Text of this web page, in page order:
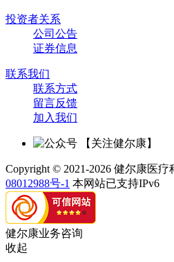
投资者关系
公司公告
证券信息
联系我们
联系方式
留言反馈
加入我们
【关注健尔康】
Copyright © 2021-2026 健尔康医疗
08012988号-1 本网站已支持IPv6
健尔康业务咨询
收起